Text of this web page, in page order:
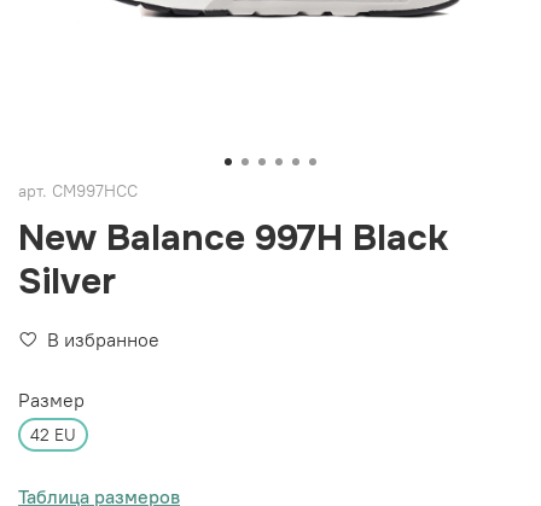
арт. CM997HCC
New Balance 997H Black
Silver
В избранное
Размер
42 EU
Таблица размеров